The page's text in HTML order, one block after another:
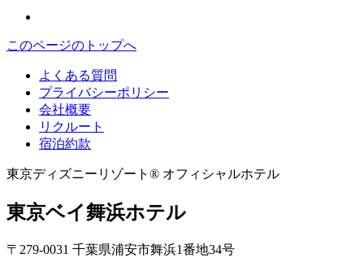
このページのトップへ
よくある質問
プライバシーポリシー
会社概要
リクルート
宿泊約款
東京ディズニーリゾート® オフィシャルホテル
東京ベイ舞浜ホテル
〒279-0031 千葉県浦安市舞浜1番地34号